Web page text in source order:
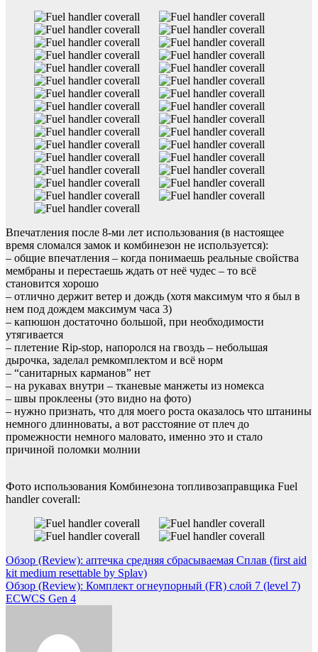
Впечатления после 8-ми лет использования (в настоящее
время сломался замок и комбинезон не используется):
– общие впечатления – когда понимаешь реальные свойства
мембраны и перестаешь ждать от неё чудес – то всё
становится хорошо
– отлично держит ветер и дождь (хотя максимум что я был в
нем под дождем максимум часа 3)
– капюшон достаточно большой, при необходимости
утягивается
– плетение Rip-stop, напоролся на гвоздь – небольшая
дырочка, заделал ремкомплектом и всё норм
– “санитарных карманов” нет
– на рукавах внутри – тканевые манжеты из номекса
– швы проклеены (это видно на фото)
– нужно признать, что для моего роста оказалось что штанины
немного длинноваты, а вот расстояние от плеч до
промежности немного маловато, именно это и стало
причиной поломки молнии
Фото использования Комбинезона топливозаправщика Fuel
handler coverall:
Навигация
по
записям
Обзор (Review): аптечка средняя сбрасываемая Сплав (first aid
kit medium resettable by Splav)
Обзор (Review): Комплект огнеупорный (FR) слой 7 (level 7)
ECWCS Gen 4